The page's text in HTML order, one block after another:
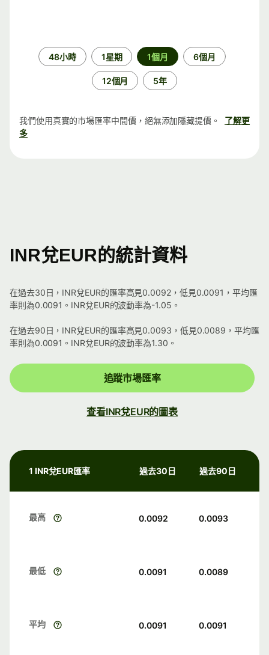
48小時 1星期 1個月 6個月
12個月 5年
我們使用真實的市場匯率中間價，絕無添加隱藏提價。
了解更
多
INR兌EUR的統計資料
在過去30日，INR兌EUR的匯率高見0.0092，低見0.0091，平均匯
率則為0.0091。INR兌EUR的波動率為-1.05。
在過去90日，INR兌EUR的匯率高見0.0093，低見0.0089，平均匯
率則為0.0091。INR兌EUR的波動率為1.30。
追蹤市場匯率
查看INR兌EUR的圖表
1 INR兌EUR匯率 過去30日 過去90日
最高 0.0092 0.0093
最低 0.0091 0.0089
平均 0.0091 0.0091